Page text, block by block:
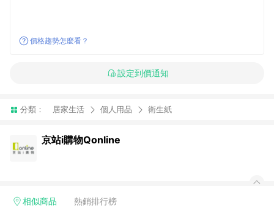
價格趨勢怎麼看？
設定到價通知
分類： 居家生活 個人用品 衛生紙
京站i購物Qonline
相似商品 熱銷排行榜